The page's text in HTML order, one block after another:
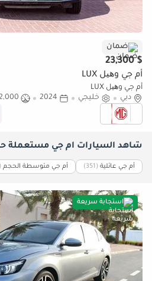
ضمان
$ 23,300
أم جي وھیل LUX
أم جي وھیل LUX
دبي
خليجي 2024
2,000
شاهد السيارات أم جي مستعملة
أم جي عائلية (351) أم جي متوسطة الحجم
استجابة سريعة